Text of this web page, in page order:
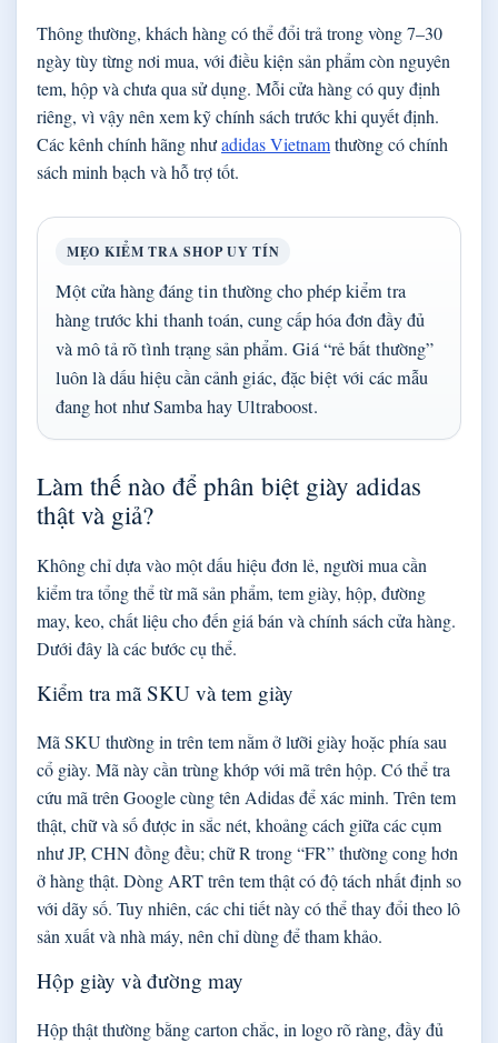
Thông thường, khách hàng có thể đổi trả trong vòng 7–30
ngày tùy từng nơi mua, với điều kiện sản phẩm còn nguyên
tem, hộp và chưa qua sử dụng. Mỗi cửa hàng có quy định
riêng, vì vậy nên xem kỹ chính sách trước khi quyết định.
Các kênh chính hãng nhưadidas Vietnamthường có chính
sách minh bạch và hỗ trợ tốt.
MẸO KIỂM TRA SHOP UY TÍN
Một cửa hàng đáng tin thường cho phép kiểm tra
hàng trước khi thanh toán, cung cấp hóa đơn đầy đủ
và mô tả rõ tình trạng sản phẩm. Giá “rẻ bất thường”
luôn là dấu hiệu cần cảnh giác, đặc biệt với các mẫu
đang hot như Samba hay Ultraboost.
Làm thế nào để phân biệt giày adidas
thật và giả?
Không chỉ dựa vào một dấu hiệu đơn lẻ, người mua cần
kiểm tra tổng thể từ mã sản phẩm, tem giày, hộp, đường
may, keo, chất liệu cho đến giá bán và chính sách cửa hàng.
Dưới đây là các bước cụ thể.
Kiểm tra mã SKU và tem giày
Mã SKU thường in trên tem nằm ở lưỡi giày hoặc phía sau
cổ giày. Mã này cần trùng khớp với mã trên hộp. Có thể tra
cứu mã trên Google cùng tên Adidas để xác minh. Trên tem
thật, chữ và số được in sắc nét, khoảng cách giữa các cụm
như JP, CHN đồng đều; chữ R trong “FR” thường cong hơn
ở hàng thật. Dòng ART trên tem thật có độ tách nhất định so
với dãy số. Tuy nhiên, các chi tiết này có thể thay đổi theo lô
sản xuất và nhà máy, nên chỉ dùng để tham khảo.
Hộp giày và đường may
Hộp thật thường bằng carton chắc, in logo rõ ràng, đầy đủ